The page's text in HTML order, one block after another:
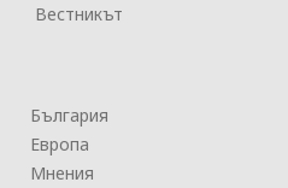
Вестникът
България
Европа
Мнения